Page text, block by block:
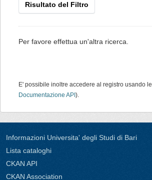
Risultato del Filtro
Per favore effettua un'altra ricerca.
E' possibile inoltre accedere al registro usando le
Documentazione API ).
Informazioni Universita' degli Studi di Bari
Lista cataloghi
CKAN API
CKAN Association